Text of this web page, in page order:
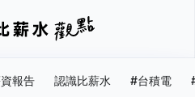
報告 認識比薪水 #台積電